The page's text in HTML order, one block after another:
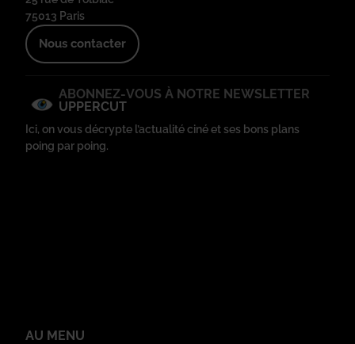
75013 Paris
Nous contacter
ABONNEZ-VOUS À NOTRE NEWSLETTER
UPPERCUT
Ici, on vous décrypte l’actualité ciné et ses bons plans
poing par poing.
AU MENU